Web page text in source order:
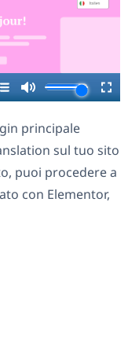
principale
sul tuo sito
puoi procedere a
con Elementor,